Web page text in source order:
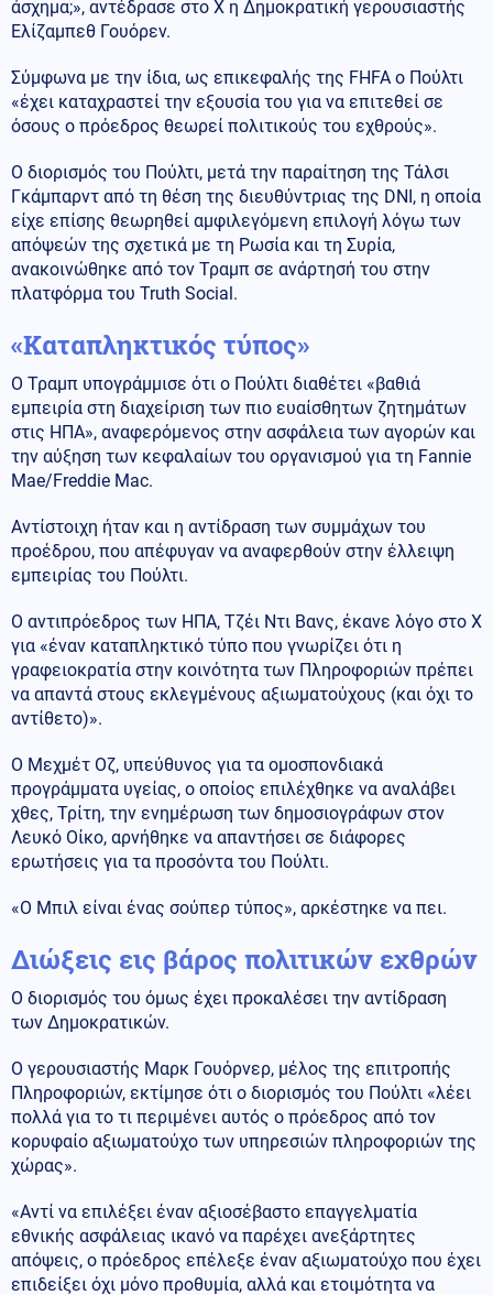
άσχημα;», αντέδρασε στο Χ η Δημοκρατική γερουσιαστής
Ελίζαμπεθ Γουόρεν.
Σύμφωνα με την ίδια, ως επικεφαλής της FHFA ο Πούλτι
«έχει καταχραστεί την εξουσία του για να επιτεθεί σε
όσους ο πρόεδρος θεωρεί πολιτικούς του εχθρούς».
Ο διορισμός του Πούλτι, μετά την παραίτηση της Τάλσι
Γκάμπαρντ από τη θέση της διευθύντριας της DNI, η οποία
είχε επίσης θεωρηθεί αμφιλεγόμενη επιλογή λόγω των
απόψεών της σχετικά με τη Ρωσία και τη Συρία,
ανακοινώθηκε από τον Τραμπ σε ανάρτησή του στην
πλατφόρμα του Truth Social.
«Καταπληκτικός τύπος»
Ο Τραμπ υπογράμμισε ότι ο Πούλτι διαθέτει «βαθιά
εμπειρία στη διαχείριση των πιο ευαίσθητων ζητημάτων
στις ΗΠΑ», αναφερόμενος στην ασφάλεια των αγορών και
την αύξηση των κεφαλαίων του οργανισμού για τη Fannie
Mae/Freddie Mac.
Αντίστοιχη ήταν και η αντίδραση των συμμάχων του
προέδρου, που απέφυγαν να αναφερθούν στην έλλειψη
εμπειρίας του Πούλτι.
Ο αντιπρόεδρος των ΗΠΑ, Τζέι Ντι Βανς, έκανε λόγο στο Χ
για «έναν καταπληκτικό τύπο που γνωρίζει ότι η
γραφειοκρατία στην κοινότητα των Πληροφοριών πρέπει
να απαντά στους εκλεγμένους αξιωματούχους (και όχι το
αντίθετο)».
Ο Μεχμέτ Οζ, υπεύθυνος για τα ομοσπονδιακά
προγράμματα υγείας, ο οποίος επιλέχθηκε να αναλάβει
χθες, Τρίτη, την ενημέρωση των δημοσιογράφων στον
Λευκό Οίκο, αρνήθηκε να απαντήσει σε διάφορες
ερωτήσεις για τα προσόντα του Πούλτι.
«Ο Μπιλ είναι ένας σούπερ τύπος», αρκέστηκε να πει.
Διώξεις εις βάρος πολιτικών εχθρών
Ο διορισμός του όμως έχει προκαλέσει την αντίδραση
των Δημοκρατικών.
Ο γερουσιαστής Μαρκ Γουόρνερ, μέλος της επιτροπής
Πληροφοριών, εκτίμησε ότι ο διορισμός του Πούλτι «λέει
πολλά για το τι περιμένει αυτός ο πρόεδρος από τον
κορυφαίο αξιωματούχο των υπηρεσιών πληροφοριών της
χώρας».
«Αντί να επιλέξει έναν αξιοσέβαστο επαγγελματία
εθνικής ασφάλειας ικανό να παρέχει ανεξάρτητες
απόψεις, ο πρόεδρος επέλεξε έναν αξιωματούχο που έχει
επιδείξει όχι μόνο προθυμία, αλλά και ετοιμότητα να